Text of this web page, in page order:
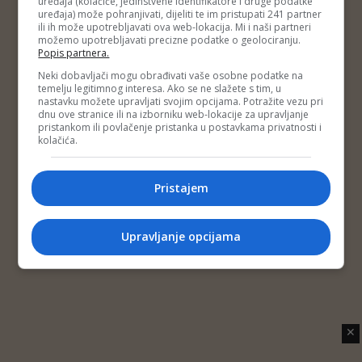
Impressum
Kontakt Marketing
Privatnost korisnika
O nama
✕
uređaja) može pohranjivati, dijeliti te im pristupati 241 partner
ili ih može upotrebljavati ova web-lokacija. Mi i naši partneri
možemo upotrebljavati precizne podatke o geolociranju.
Popis partnera.
Neki dobavljači mogu obrađivati vaše osobne podatke na
temelju legitimnog interesa. Ako se ne slažete s tim, u
nastavku možete upravljati svojim opcijama. Potražite vezu pri
dnu ove stranice ili na izborniku web-lokacije za upravljanje
pristankom ili povlačenje pristanka u postavkama privatnosti i
kolačića.
Pristajem
Upravljanje opcijama